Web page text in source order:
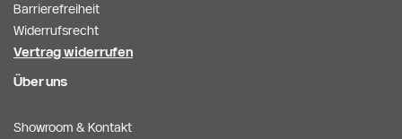
Barrierefreiheit
Widerrufsrecht
Vertrag widerrufen
Über uns
Showroom & Kontakt